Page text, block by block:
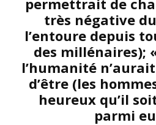
permettrait de
très négative
l’entoure depuis
des millénaires);
l’humanité
d’être (les
heureux qu’il
parmi